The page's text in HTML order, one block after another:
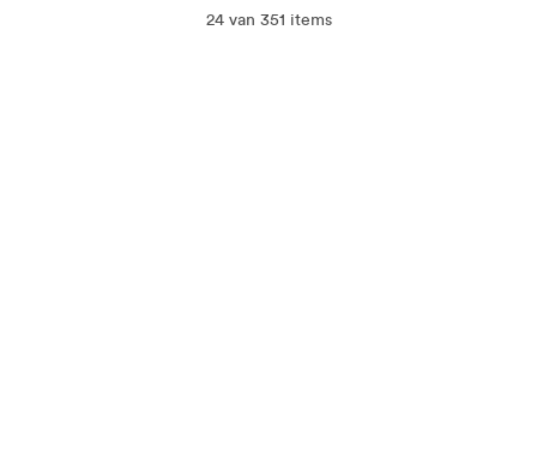
24 van 351 items